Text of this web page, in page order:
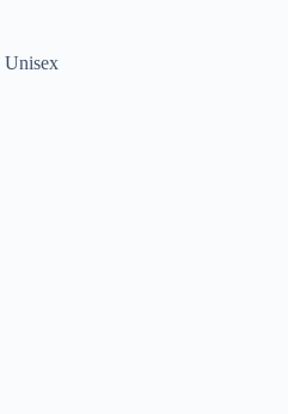
Unisex